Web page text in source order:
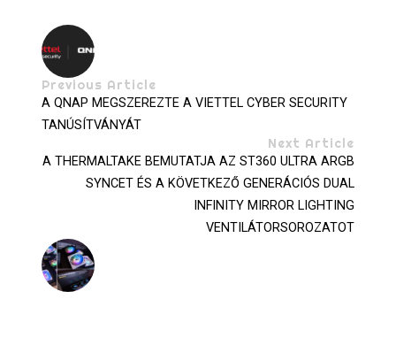
Previous Article
A QNAP MEGSZEREZTE A VIETTEL CYBER SECURITY
TANÚSÍTVÁNYÁT
Next Article
A THERMALTAKE BEMUTATJA AZ ST360 ULTRA ARGB
SYNCET ÉS A KÖVETKEZŐ GENERÁCIÓS DUAL
INFINITY MIRROR LIGHTING
VENTILÁTORSOROZATOT